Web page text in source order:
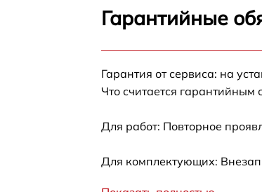
Замена звуковой платы Ardor
Гарантийные
Гарантия от сервиса: на
Что считается гарантийным
Для работ: Повторное
Для комплектующих: